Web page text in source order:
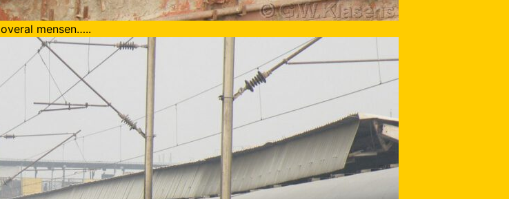
overal mensen…..